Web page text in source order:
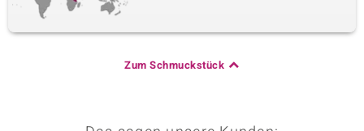
Zum Schmuckstück